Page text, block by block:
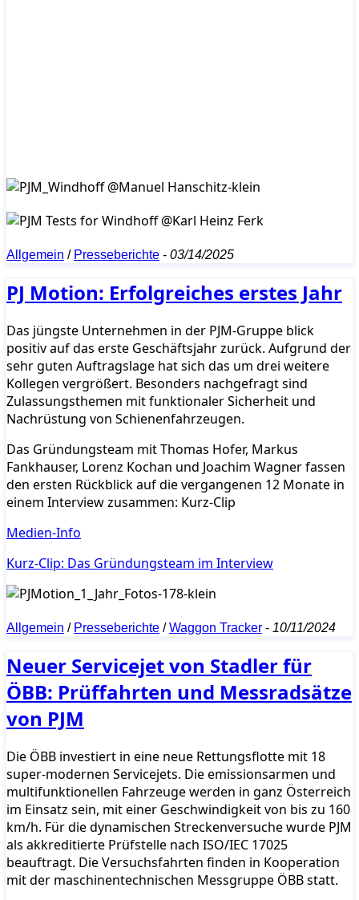
Allgemein / Presseberichte - 03/14/2025
PJ Motion: Erfolgreiches erstes Jahr
Das jüngste Unternehmen in der PJM-Gruppe blick
positiv auf das erste Geschäftsjahr zurück. Aufgrund der
sehr guten Auftragslage hat sich das um drei weitere
Kollegen vergrößert. Besonders nachgefragt sind
Zulassungsthemen mit funktionaler Sicherheit und
Nachrüstung von Schienenfahrzeugen.
Das Gründungsteam mit Thomas Hofer, Markus
Fankhauser, Lorenz Kochan und Joachim Wagner fassen
den ersten Rückblick auf die vergangenen 12 Monate in
einem Interview zusammen: Kurz-Clip
Medien-Info
Kurz-Clip: Das Gründungsteam im Interview
Allgemein / Presseberichte /Waggon Tracker - 10/11/2024
Neuer Servicejet von Stadler für
ÖBB: Prüffahrten und Messradsätze
von PJM
Die ÖBB investiert in eine neue Rettungsflotte mit 18
super-modernen Servicejets. Die emissionsarmen und
multifunktionellen Fahrzeuge werden in ganz Österreich
im Einsatz sein, mit einer Geschwindigkeit von bis zu 160
km/h. Für die dynamischen Streckenversuche wurde PJM
als akkreditierte Prüfstelle nach ISO/IEC 17025
beauftragt. Die Versuchsfahrten finden in Kooperation
mit der maschinentechnischen Messgruppe ÖBB statt.